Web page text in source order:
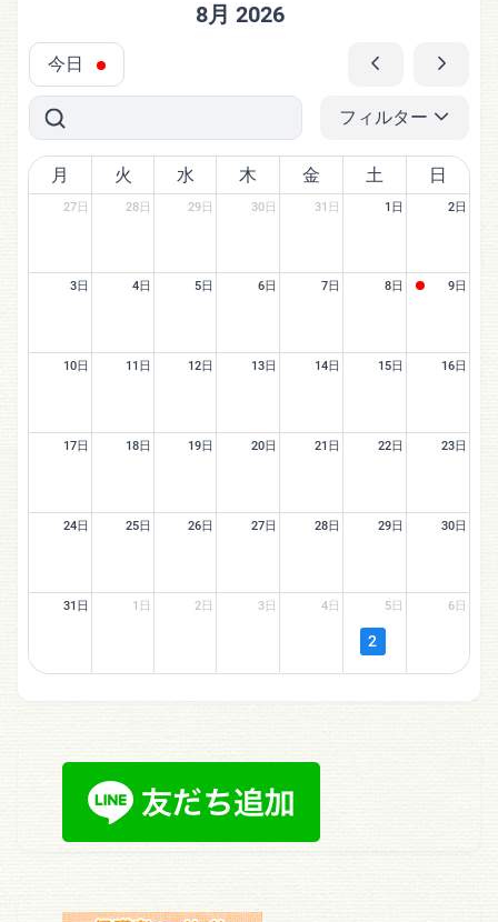
今日
8月 2026
フィルター
月 火 水 木 金 土 日
27日 28日 29日 30日 31日 1日 2日
3日 4日 5日 6日 7日 8日 9日
10日 11日 12日 13日 14日 15日 16日
17日 18日 19日 20日 21日 22日 23日
24日 25日 26日 27日 28日 29日 30日
31日 1日 2日 3日 4日 5日
2
6日